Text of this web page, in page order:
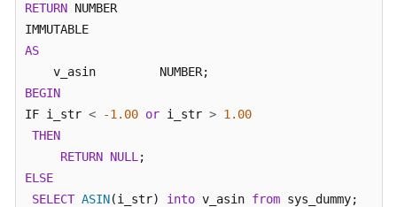
户
指
南
数
据
库
估
RETURN NUMBER
AS
BEGIN
IF i_str < -1.00 or i_str > 1.00
THEN
RETURN NULL
ELSE
SELECT ASIN(i_str) into v_asin from sys_dummy;